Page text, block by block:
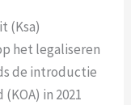
(Ksa)
het legaliseren
de introductie
in 2021